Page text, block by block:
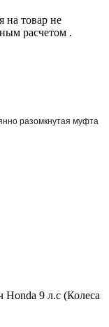
на товар не
расчетом .
разомкнутая муфта
9 л.с (Колеса